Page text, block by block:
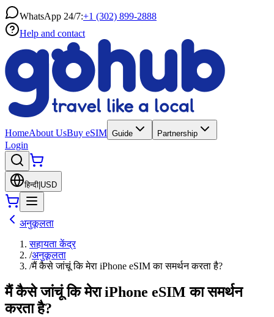
WhatsApp 24/7:+1 (302) 899-2888
Help and contact
HomeAbout UsBuy eSIM Guide Partnership
Login
हिन्दी USD
अनुकूलता
सहायता केंद्र
/अनुकूलता
/मैं कैसे जांचूं कि मेरा iPhone eSIM का समर्थन करता है?
मैं कैसे जांचूं कि मेरा iPhone eSIM का समर्थन
करता है?